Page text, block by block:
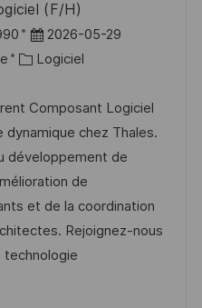
a
g
e
(F/H)
D
a
e
d
’
a
f
f
i
2026-05-29
C
t
é
g
o
r
i
e
Logiciel
Composant Logiciel
chez Thales.
développement de
de
et de la coordination
Rejoignez-nous
technologie